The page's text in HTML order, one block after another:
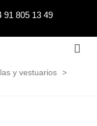
91 805 13 49
y vestuarios >